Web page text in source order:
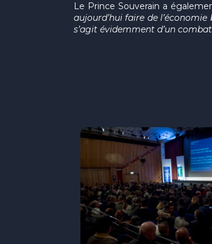
Le Prince Souverain a
aujourd’hui faire de
s’agit évidemment d’un